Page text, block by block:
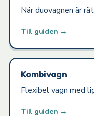
När duovagnen är
Till guiden →
Kombivagn
Flexibel vagn med
Till guiden →